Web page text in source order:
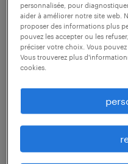
appareils,
logiciels, et de les
de
avec d’autres
être sollicité pour
travailler davantage
de l’étendu et de la
personnalisée, pour
aider à améliorer notre site web.
proposer des informations plus
pouvez les accepter ou les
préciser votre choix. Vous
Vous trouverez plus
cookies.